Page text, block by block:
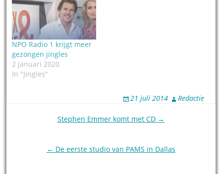
NPO Radio 1 krijgt meer
gezongen jingles
2 januari 2020
In "Jingles"
21 juli 2014 Redactie
Stephen Emmer komt met CD →
← De eerste studio van PAMS in Dallas